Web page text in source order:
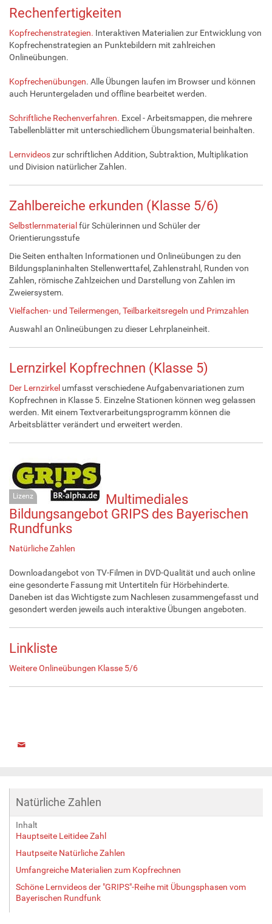
Rechenfertigkeiten
Kopfrechenstrategien. Interaktiven Materialien zur Entwicklung von
Kopfrechenstrategien an Punktebildern mit zahlreichen
Onlineübungen.
Kopfrechenübungen. Alle Übungen laufen im Browser und können
auch Heruntergeladen und offline bearbeitet werden.
Schriftliche Rechenverfahren. Excel - Arbeitsmappen, die mehrere
Tabellenblätter mit unterschiedlichem Übungsmaterial beinhalten.
Lernvideoszur schriftlichen Addition, Subtraktion, Multiplikation
und Division natürlicher Zahlen.
Zahlbereiche erkunden (Klasse 5/6)
Selbstlernmaterial für Schülerinnen und Schüler der
Orientierungsstufe
Die Seiten enthalten Informationen und Onlineübungen zu den
Bildungsplaninhalten Stellenwerttafel, Zahlenstrahl, Runden von
Zahlen, römische Zahlzeichen und Darstellung von Zahlen im
Zweiersystem.
Vielfachen- und Teilermengen, Teilbarkeitsregeln und Primzahlen
Auswahl an Onlineübungen zu dieser Lehrplaneinheit.
Lernzirkel Kopfrechnen (Klasse 5)
Der Lernzirkel umfasst verschiedene Aufgabenvariationen zum
Kopfrechnen in Klasse 5. Einzelne Stationen können weg gelassen
werden. Mit einem Textverarbeitungsprogramm können die
Arbeitsblätter verändert und erweitert werden.
Lizenz
Multimediales
Bildungsangebot GRIPS des Bayerischen
Rundfunks
Natürliche Zahlen
Downloadangebot von TV-Filmen in DVD-Qualität und auch online
eine gesonderte Fassung mit Untertiteln für Hörbehinderte.
Daneben ist das Wichtigste zum Nachlesen zusammengefasst und
gesondert werden jeweils auch interaktive Übungen angeboten.
Linkliste
Weitere Onlineübungen Klasse 5/6
Natürliche Zahlen
Inhalt
Hauptseite Leitidee Zahl
Hautpseite Natürliche Zahlen
Umfangreiche Materialien zum Kopfrechnen
Schöne Lernvideos der "GRIPS"-Reihe mit Übungsphasen vom
Bayerischen Rundfunk